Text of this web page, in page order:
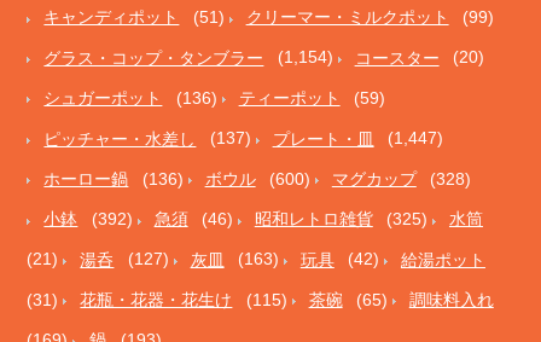
キャンディポット (51) クリーマー・ミルクポット (99)
グラス・コップ・タンブラー (1,154) コースター (20)
シュガーポット (136) ティーポット (59)
ピッチャー・水差し (137) プレート・皿 (1,447)
ホーロー鍋 (136) ボウル (600) マグカップ (328)
小鉢 (392) 急須 (46) 昭和レトロ雑貨 (325) 水筒
(21) 湯呑 (127) 灰皿 (163) 玩具 (42) 給湯ポット
(31) 花瓶・花器・花生け (115) 茶碗 (65) 調味料入れ